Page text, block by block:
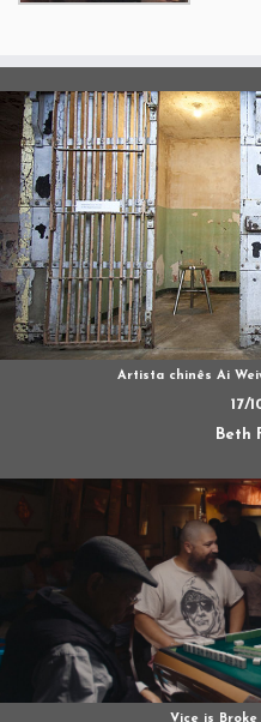
Artista chinês Ai
17/
Beth
Vice is